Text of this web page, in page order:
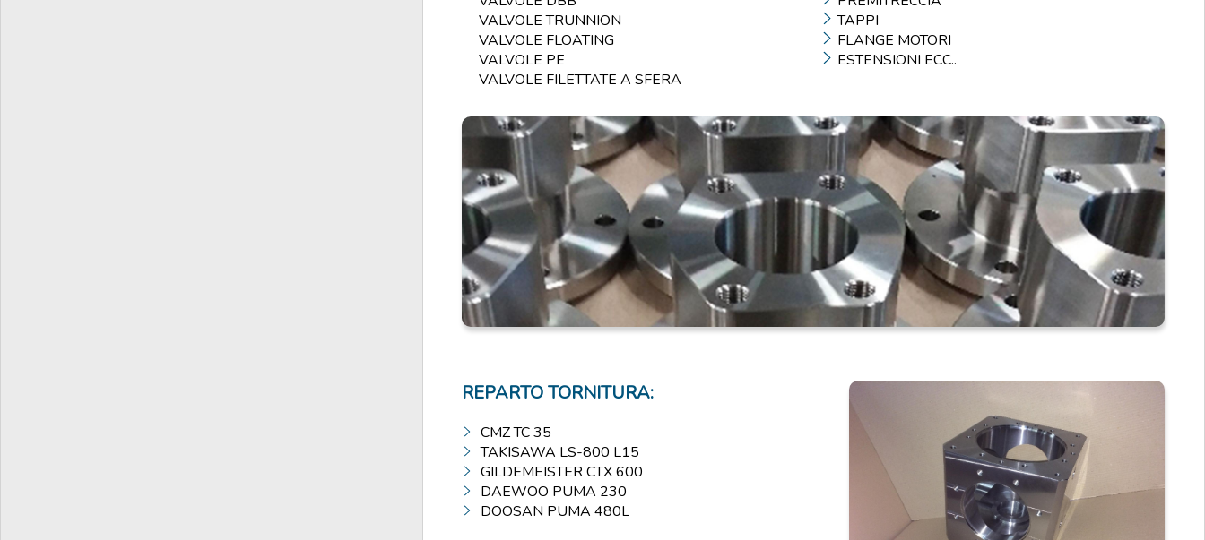
VALVOLE TRUNNION
VALVOLE FLOATING
VALVOLE PE
VALVOLE FILETTATE A SFERA
TAPPI
FLANGE MOTORI
ESTENSIONI ECC..
REPARTO TORNITURA:
CMZ TC 35
TAKISAWA LS-800 L15
GILDEMEISTER CTX 600
DAEWOO PUMA 230
DOOSAN PUMA 480L